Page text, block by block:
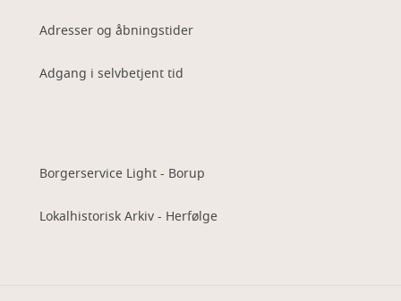
Adresser og åbningstider
Adgang i selvbetjent tid
Borgerservice Light - Borup
Lokalhistorisk Arkiv - Herfølge